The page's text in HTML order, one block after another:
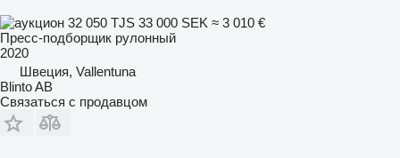
32 050 TJS 33 000 SEK ≈ 3 010 €
Пресс-подборщик рулонный
2020
Швеция, Vallentuna
Blinto AB
Связаться с продавцом